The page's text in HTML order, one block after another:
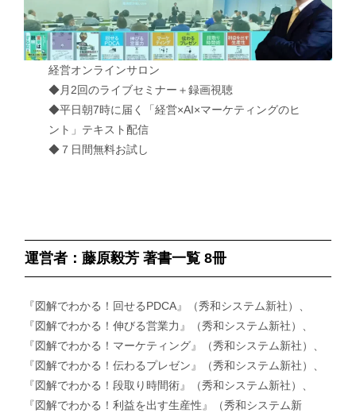
経営オンラインサロン
◆月2回のライブセミナー＋録画視聴
◆平日朝7時に届く「経営×AI×マーケティングのヒ
ント」テキスト配信
◆７日間無料お試し
運営者：藤原毅芳 著書一覧 8冊
『図解でわかる！回せるPDCA』（秀和システム新社）、
『図解でわかる！伸びる営業力』（秀和システム新社）、
『図解でわかる！マーケティング』（秀和システム新社）、
『図解でわかる！伝わるプレゼン』（秀和システム新社）、
『図解でわかる！段取り時間術』（秀和システム新社）、
『図解でわかる！利益を出す生産性』（秀和システム新